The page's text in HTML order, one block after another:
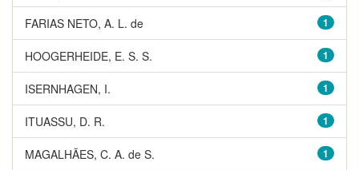
1
FARIAS NETO, A. L. de
1
HOOGERHEIDE, E. S. S.
1
ISERNHAGEN, I.
1
ITUASSU, D. R.
1
MAGALHÃES, C. A. de S.